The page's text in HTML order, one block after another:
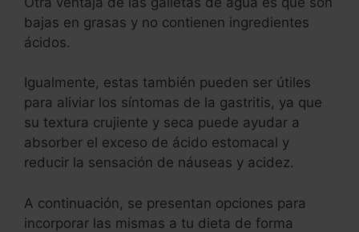
bajas en grasas y no contienen ingredientes
ácidos.
Igualmente, estas también pueden ser útiles
para aliviar los síntomas de la gastritis, ya que
su textura crujiente y seca puede ayudar a
absorber el exceso de ácido estomacal y
reducir la sensación de náuseas y acidez.
A continuación, se presentan opciones para
incorporar las mismas a tu dieta de forma